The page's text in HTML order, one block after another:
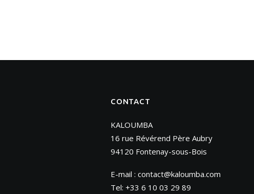
CONTACT
KALOUMBA
16 rue Révérend Père Aubry
94120 Fontenay-sous-Bois
E-mail : contact@kaloumba.com
Tel: +33 6 10 03 29 89